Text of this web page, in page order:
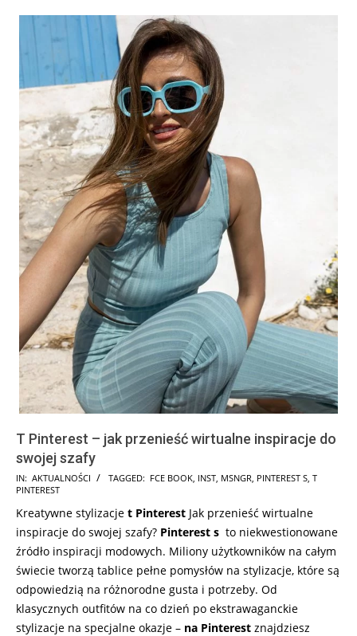
T Pinterest – jak przenieść wirtualne inspiracje do
swojej szafy
2024-
12-
27
IN: AKTUALNOŚCI TAGGED: FCE BOOK INST MSNGR PINTEREST S T
PINTEREST
Kreatywne stylizacje t Pinterest Jak przenieść wirtualne
inspiracje do swojej szafy? Pinterest s to niekwestionowane
źródło inspiracji modowych. Miliony użytkowników na całym
świecie tworzą tablice pełne pomysłów na stylizacje, które są
odpowiedzią na różnorodne gusta i potrzeby. Od
klasycznych outfitów na co dzień po ekstrawaganckie
stylizacje na specjalne okazje – na Pinterest znajdziesz